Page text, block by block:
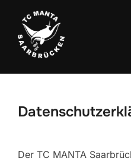
Inhalt
springen
Der TC MANTA